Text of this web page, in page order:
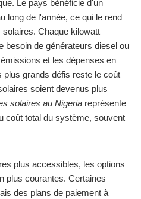
Le pays bénéficie d'un
long de l'année, ce qui le rend
Chaque kilowatt
besoin de générateurs diesel ou
et les dépenses en
plus grands défis reste le coût
soient devenus plus
solaires au Nigeria représente
coût total du système, souvent
plus accessibles, les options
plus courantes. Certaines
des plans de paiement à